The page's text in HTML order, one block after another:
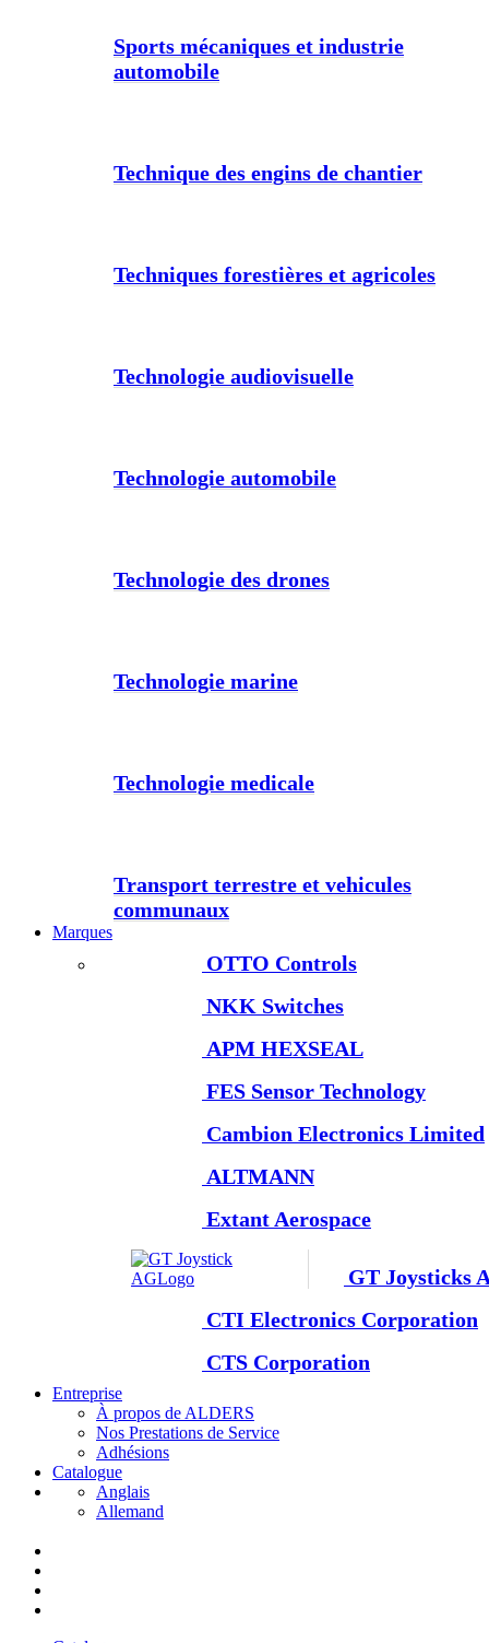
Sports mécaniques et industrie
automobile
Technique des engins de chantier
Techniques forestières et agricoles
Technologie audiovisuelle
Technologie automobile
Technologie des drones
Technologie marine
Technologie medicale
Transport terrestre et vehicules
communaux
Marques
OTTO Controls
NKK Switches
APM HEXSEAL
FES Sensor Technology
Cambion Electronics Limited
ALTMANN
Extant Aerospace
GT Joysticks
CTI Electronics Corporation
CTS Corporation
Entreprise
À propos de ALDERS
Nos Prestations de Service
Adhésions
Catalogue
Anglais
Allemand